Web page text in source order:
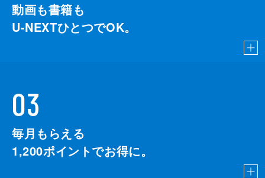
動画も書籍も
U-NEXTひとつでOK。
03
毎月もらえる
1,200ポイントでお得に。